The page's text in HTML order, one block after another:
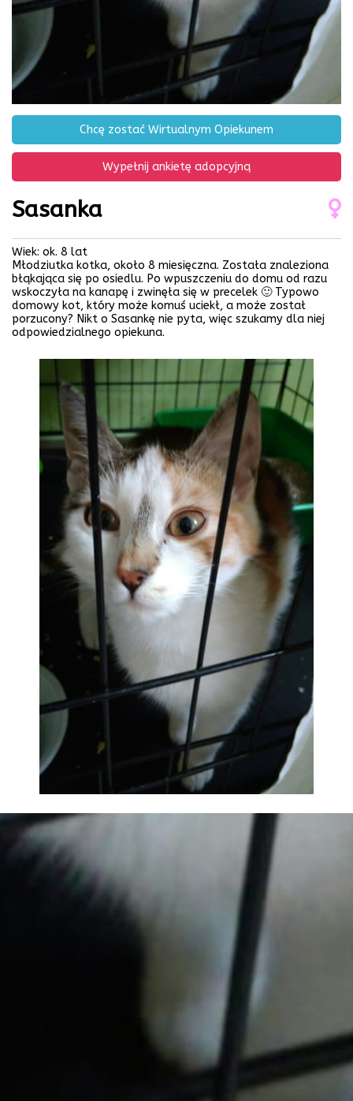
Chcę zostać Wirtualnym Opiekunem
Wypełnij ankietę adopcyjną
Sasanka
Wiek: ok. 8 lat
Młodziutka kotka, około 8 miesięczna. Została znaleziona
błąkająca się po osiedlu. Po wpuszczeniu do domu od razu
wskoczyła na kanapę i zwinęła się w precelek 🙂 Typowo
domowy kot, który może komuś uciekł, a może został
porzucony? Nikt o Sasankę nie pyta, więc szukamy dla niej
odpowiedzialnego opiekuna.